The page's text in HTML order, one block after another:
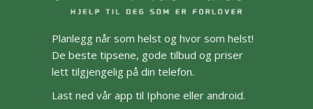
Planlegg når som helst og hvor som helst!
De beste tipsene, gode tilbud og priser
lett tilgjengelig på din telefon.
Last ned vår app til Iphone eller android.